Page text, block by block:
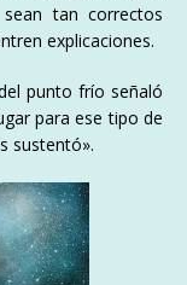
tan correctos
explicaciones.
punto frío señaló
para ese tipo de
sustentó».